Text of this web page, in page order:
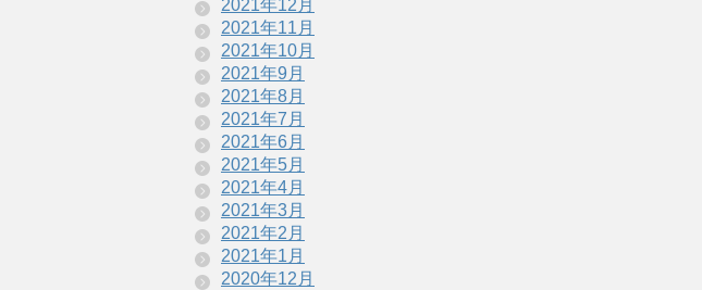
2021年12月
2021年11月
2021年10月
2021年9月
2021年8月
2021年7月
2021年6月
2021年5月
2021年4月
2021年3月
2021年2月
2021年1月
2020年12月